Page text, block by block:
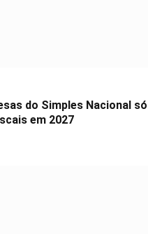
do Simples Nacional só
em 2027